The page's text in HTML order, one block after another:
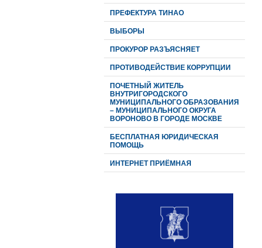
ПРЕФЕКТУРА ТИНАО
ВЫБОРЫ
ПРОКУРОР РАЗЪЯСНЯЕТ
ПРОТИВОДЕЙСТВИЕ КОРРУПЦИИ
ПОЧЕТНЫЙ ЖИТЕЛЬ
ВНУТРИГОРОДСКОГО
МУНИЦИПАЛЬНОГО ОБРАЗОВАНИЯ
– МУНИЦИПАЛЬНОГО ОКРУГА
ВОРОНОВО В ГОРОДЕ МОСКВЕ
БЕСПЛАТНАЯ ЮРИДИЧЕСКАЯ
ПОМОЩЬ
ИНТЕРНЕТ ПРИЁМНАЯ